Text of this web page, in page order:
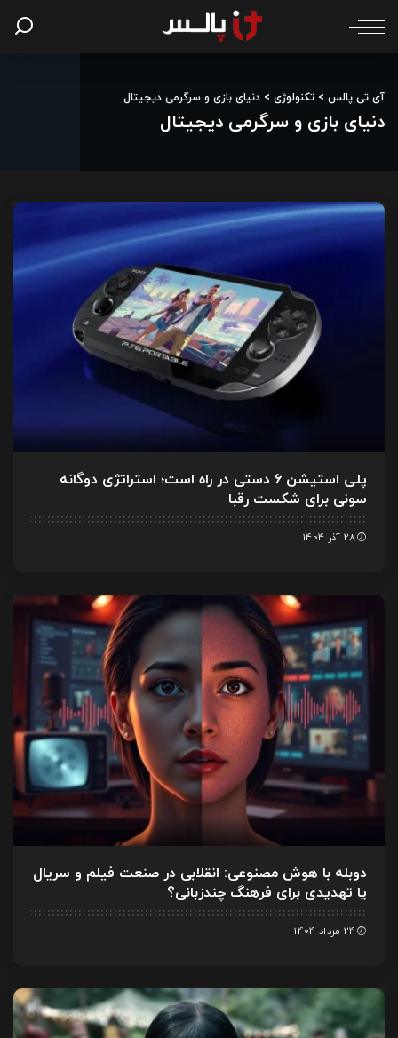
آی تی پالس > تکنولوژی > دنیای بازی و سرگرمی دیجیتال
دنیای بازی و سرگرمی دیجیتال
پلی استیشن ۶ دستی در راه است؛ استراتژی دوگانه
سونی برای شکست رقبا
28 آذر 1404
دوبله با هوش مصنوعی: انقلابی در صنعت فیلم و سریال
یا تهدیدی برای فرهنگ چندزبانی؟
24 مرداد 1404